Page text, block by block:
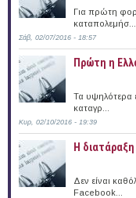
Για πρώτη
καταπολεμήσ...
Σάβ, 02/07/2016 - 18:57
Πρώτη η
Τα υψηλότερα
καταγρ...
Κυρ, 02/10/2016 - 19:39
Η
Δεν είναι
Facebook...